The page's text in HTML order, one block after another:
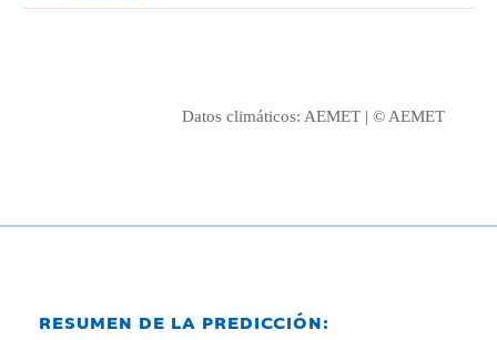
Datos climáticos: AEMET | © AEMET
RESUMEN DE LA PREDICCIÓN: